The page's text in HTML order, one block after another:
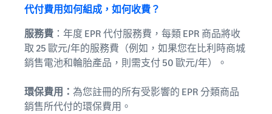
代付費用如何組成，如何收費？
服務費 ：年度 EPR 代付服務費，每類 EPR 商品將收
取 25 歐元/年的服務費（例如，如果您在比利時商城
銷售電池和輪胎產品，則需支付 50 歐元/年）。
環保費用： 為您註冊的所有受影響的 EPR 分類商品
銷售所代付的環保費用。